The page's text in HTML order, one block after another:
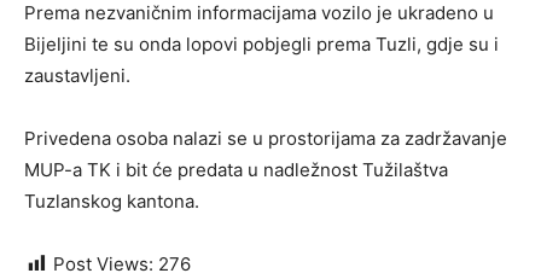
Prema nezvaničnim informacijama vozilo je ukradeno u
Bijeljini te su onda lopovi pobjegli prema Tuzli, gdje su i
zaustavljeni.
Privedena osoba nalazi se u prostorijama za zadržavanje
MUP-a TK i bit će predata u nadležnost Tužilaštva
Tuzlanskog kantona.
Post Views: 276